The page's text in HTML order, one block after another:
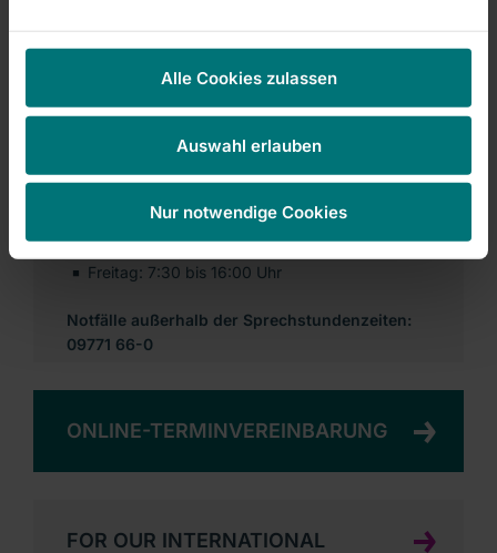
Alle Cookies zulassen
Auswahl erlauben
Nur notwendige Cookies
Terminvergabe Kindersprechstunde (bis 16
Tel. 09771 66-21777
Fax 09771 66-9823300
Sie erreichen uns:
Montag bis Donnerstag: 7:30 bis 16:30 Uhr
Freitag: 7:30 bis 16:00 Uhr
Notfälle außerhalb der Sprechstundenzeiten:
09771 66-0
ONLINE-TERMINVEREINBARUNG
FOR OUR INTERNATIONAL